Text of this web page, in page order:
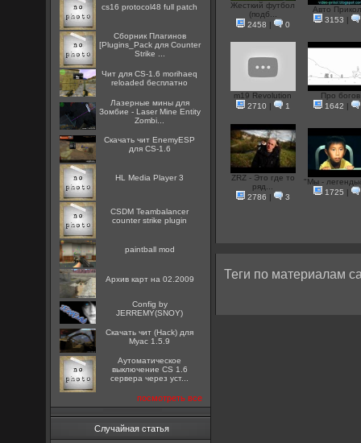
cs16 protocol48 full patch
Сборник Плагинов
[Plugins_Pack для Counter
Strike ...
Чит для CS-1.6 morihaeq
reloaded бесплатно
Лазерные мины для
Зомбие - Laser Mine Entity
Zombi...
Скачать чит EnemyESP
для CS-1.6
HL Media Player 3
CSDM Teambalancer
counter strike plugin
paintball mod
Архив карт на 02.2009
Config by
JERREMY(SNOY)
Скачать чит (Hack) для
Myac 1.5.9
Аутоматическое
выключение CS 1.6
сервера через уст...
посмотреть все
Случайная статья
Жесткий футбол
(подб...
2458 | 0
Авто
3153 |
m19 Revolution
2710 | 1
Про богов
1642 |
ZRZ - Это где то
ряд...
2786 | 3
"Мы -
1725 |
Теги по материалам